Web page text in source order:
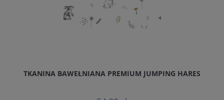
TKANINA BAWEŁNIANA PREMIUM JUMPING HARES